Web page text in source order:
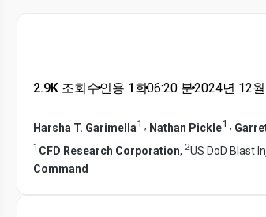
2.9K 조회수•인용 1회•06:20 분•2024년 12
Harsha T. Garimella1 , Nathan Pickle1 ,
1 CFD Research Corporation, 2US DoD Blast
Command